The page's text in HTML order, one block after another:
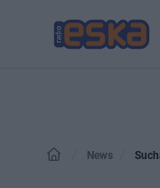
News